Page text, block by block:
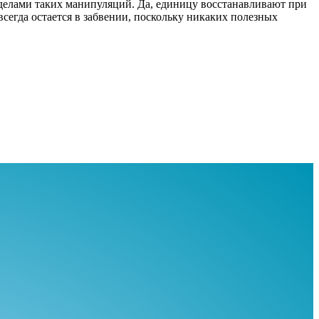
таких манипуляций. Да, единицу восстанавливают при
остается в забвении, поскольку никаких полезных